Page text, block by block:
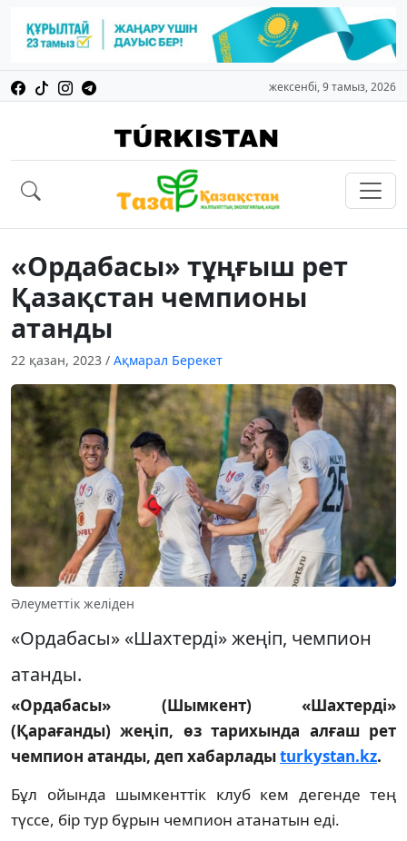
жексенбі, 9 тамыз, 2026
«Ордабасы» тұңғыш рет
Қазақстан чемпионы
атанды
22 қазан, 2023 / Ақмарал Берекет
Әлеуметтік желіден
«Ордабасы» «Шахтерді» жеңіп, чемпион
атанды.
«Ордабасы» (Шымкент) «Шахтерді»
(Қарағанды) жеңіп, өз тарихында алғаш рет
чемпион атанды, деп хабарладыturkystan.kz.
Бұл ойында шымкенттік клуб кем дегенде тең
түссе, бір тур бұрын чемпион атанатын еді.